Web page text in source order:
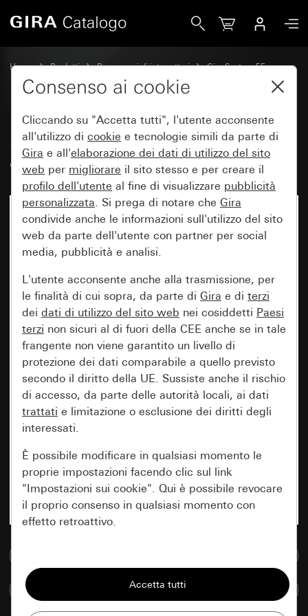
Home Prodotti Programmi di interruttori
Gira System 55
Set di bilancieri per sistemi bus
Set di bilancieri 3 moduli con
campo per targhetta System 55
Confronta articoli
Consenso ai cookie
Cliccando su "Accetta tutti", l'utente acconsente
all'utilizzo di cookie e tecnologie simili da parte di
Gira e all'elaborazione dei dati di utilizzo del sito
web per migliorare il sito stesso e per creare il
profilo dell'utente al fine di visualizzare pubblicità
personalizzata. Si prega di notare che Gira
condivide anche le informazioni sull'utilizzo del sito
web da parte dell'utente con partner per social
media, pubblicità e analisi.
L'utente acconsente anche alla trasmissione, per
le finalità di cui sopra, da parte di Gira e di terzi
dei dati di utilizzo del sito web nei cosiddetti Paesi
terzi non sicuri al di fuori della CEE anche se in tale
frangente non viene garantito un livello di
protezione dei dati comparabile a quello previsto
secondo il diritto della UE. Sussiste anche il rischio
di accesso, da parte delle autorità locali, ai dati
trattati e limitazione o esclusione dei diritti degli
interessati.
È possibile modificare in qualsiasi momento le
proprie impostazioni facendo clic sul link
"Impostazioni sui cookie". Qui è possibile revocare
il proprio consenso in qualsiasi momento con
effetto retroattivo.
Tutti i cookie necessari per poter mostrare la
pagina.